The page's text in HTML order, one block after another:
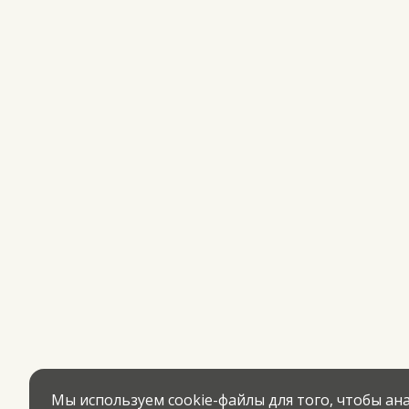
Мы используем cookie-файлы для того, чтобы